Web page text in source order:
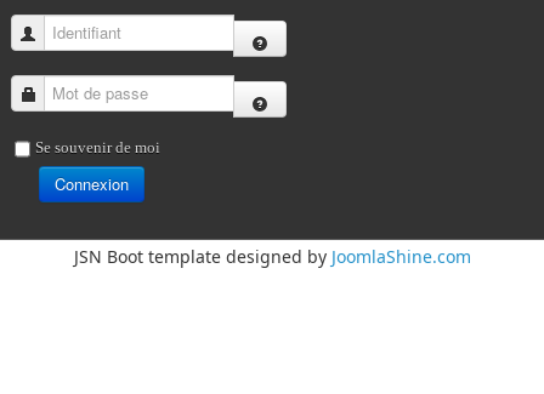
Identifiant
Mot de passe
Se souvenir de moi
Connexion
JSN Boot template designed by JoomlaShine.com